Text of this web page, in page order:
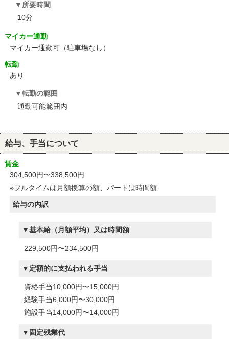
所要時間
10分
マイカー通勤
マイカー通勤可（駐車場なし）
転勤
あり
転勤の範囲
通勤可能範囲内
給与、手当について
賃金
304,500円〜338,500円
※フルタイムは月額換算の額、パートは時間額
給与の内訳
基本給（月額平均）又は時間額
229,500円〜234,500円
定額的に支払われる手当
資格手当10,000円〜15,000円
経験手当6,000円〜30,000円
施設手当14,000円〜14,000円
固定残業代